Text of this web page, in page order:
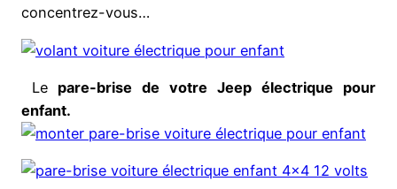
concentrez-vous…
Le pare-brise de votre Jeep électrique pour
enfant.